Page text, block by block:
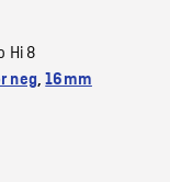
Hi 8
neg,16mm